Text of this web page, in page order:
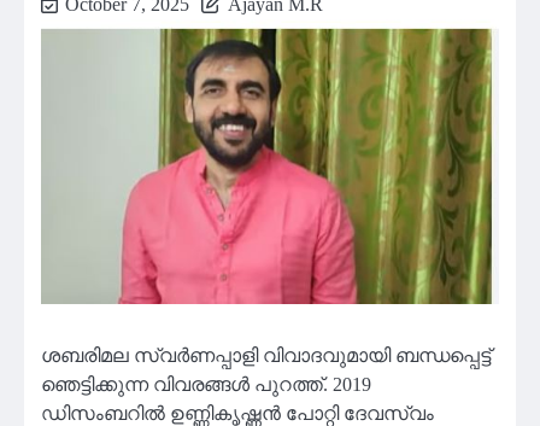
October 7, 2025 Ajayan M.R
ശബരിമല സ്വര്‍ണപ്പാളി വിവാദവുമായി ബന്ധപ്പെട്ട്
ഞെട്ടിക്കുന്ന വിവരങ്ങള്‍ പുറത്ത്. 2019
ഡിസംബറില്‍ ഉണ്ണികൃഷ്ണന്‍ പോറ്റി ദേവസ്വം